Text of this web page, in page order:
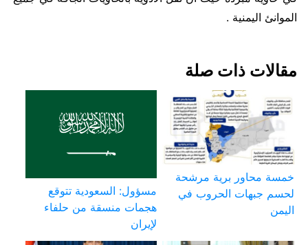
الموانئ اليمنية .
مقالات ذات صلة
خمسة محاور برية مرشحة
لحسم جبهات الحروب في
اليمن
مسؤول: السعودية تتوقع
هجمات منسقة من حلفاء
لإيران